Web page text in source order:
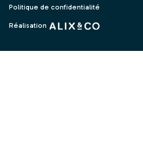
Politique de confidentialité
Réalisation